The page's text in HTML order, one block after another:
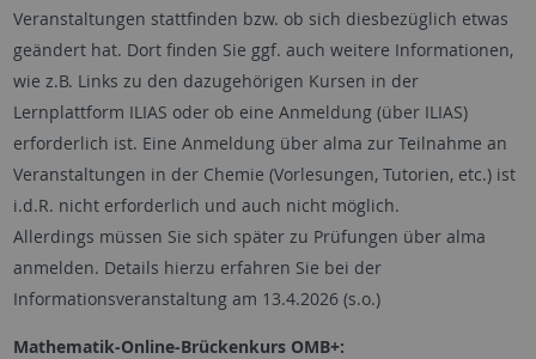
Veranstaltungen stattfinden bzw. ob sich diesbezüglich etwas
geändert hat. Dort finden Sie ggf. auch weitere Informationen,
wie z.B. Links zu den dazugehörigen Kursen in der
Lernplattform ILIAS oder ob eine Anmeldung (über ILIAS)
erforderlich ist. Eine Anmeldung über alma zur Teilnahme an
Veranstaltungen in der Chemie (Vorlesungen, Tutorien, etc.) ist
i.d.R. nicht erforderlich und auch nicht möglich.
Allerdings müssen Sie sich später zu Prüfungen über alma
anmelden. Details hierzu erfahren Sie bei der
Informationsveranstaltung am 13.4.2026 (s.o.)
Mathematik-Online-Brückenkurs OMB+: